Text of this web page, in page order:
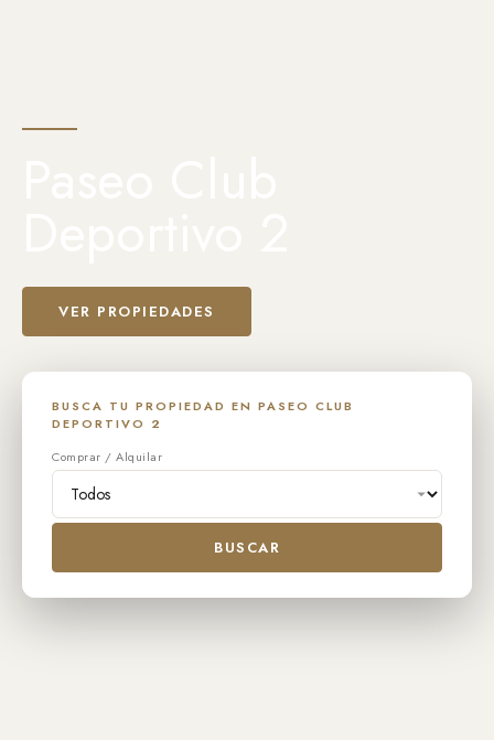
VER PROPIEDADES
BUSCA TU PROPIEDAD EN PASEO CLUB
DEPORTIVO 2
Comprar / Alquilar
BUSCAR